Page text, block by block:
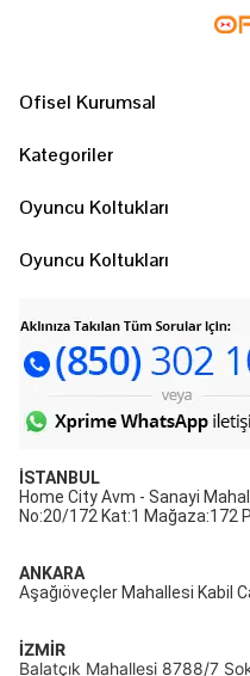
Ofisel Kurumsal
Kategoriler
Oyuncu Koltukları
Oyuncu Koltukları
İSTANBUL
Home City Avm - Sanayi
No:20/172 Kat:1 Mağaza:172
ANKARA
Aşağıöveçler Mahallesi Kabil
İZMİR
Balatçık Mahallesi 8788/7